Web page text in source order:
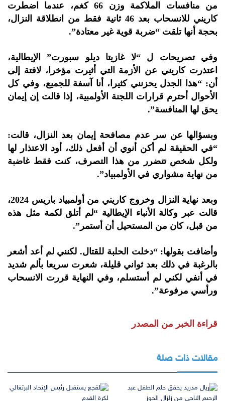
من منافسات الملاكمة وزن 66 كغم، عندما اضطرت
كاريني للانسحاب بعد 46 ثانية فقط من انطلاقة النزال،
بحجة أنها تلقت “ضربة قوية غير معتادة”.
وفي تصريحات ل “لا غازيتا ديلو سبورت” الإيطالية،
اعتذرت كاريني عن الأزمة التي أثيرت مؤخرا، لافتة إلى
أن: “هذا الجدل يحزنني كثيرا، أنا آسفة للجميع، وفي كل
الأحوال أحترم قرارات اللجنة الأولمبية، إذا قالت إن إيمان
يحق لها المنافسة”.
وبسؤالها عن سر عدم مصافحة إيمان بعد النزال، قالت:
“في الحقيقة لم أكن أنوي أن أفعل ذلك، أود الاعتذار لها
ولكل شخص تتضرر من هذا التصرف، كنت فقط غاضبة
من نهاية مشواري في الأولمبياد”.
وبعد نهاية النزال وخروج كاريني من أولمبياد باريس 2024،
قالت عبر وكالة الأنباء الإيطالية “لم أتلق لكمة مثل هذه
من قبل، كان من المستحيل أن أستمر”.
وأضافت بقولها:“دخلت الحلبة للقتال. لكنني لم أعد أشعر
بالرغبة في ذلك بعد ثواني قليلة، شعرت سريعا بألم شديد
في أنفي لكني لم أستسلم، وفي النهاية قررت الانسحاب
ورأسي مرفوعة”.
قراءة الخبر من المصدر
مقالات ذات صلة